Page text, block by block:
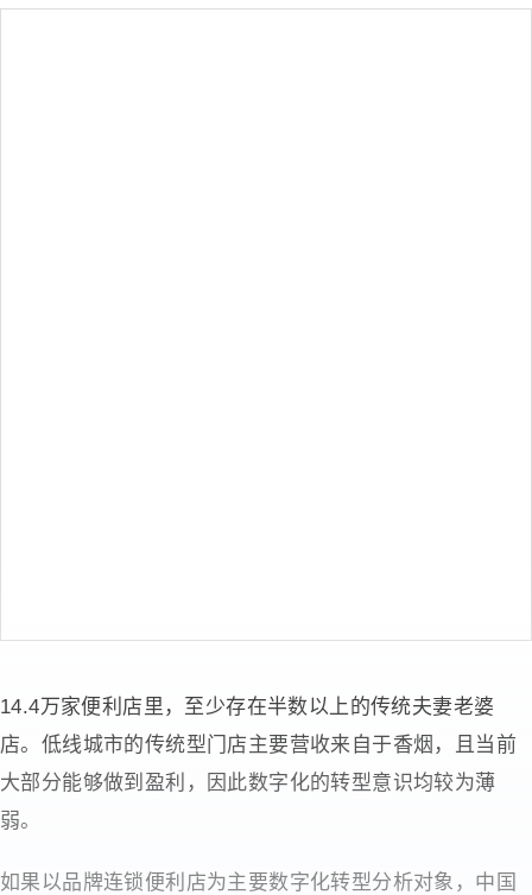
14.4万家便利店里，至少存在半数以上的传统夫妻老婆
店。低线城市的传统型门店主要营收来自于香烟，且当前
大部分能够做到盈利，因此数字化的转型意识均较为薄
弱。
如果以品牌连锁便利店为主要数字化转型分析对象，中国